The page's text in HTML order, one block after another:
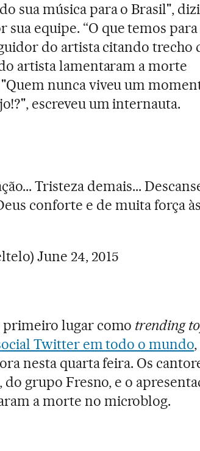
sua música para o Brasil",
equipe. “O que temos
do artista citando trecho
artista lamentaram a morte
nunca viveu um
escreveu um internauta.
Tristeza demais...
conforte e de muita força às
June 24, 2015
lugar como trending
Twitter em todo o mundo
nesta quarta feira. Os
do grupo Fresno, e o
a morte no microblog.